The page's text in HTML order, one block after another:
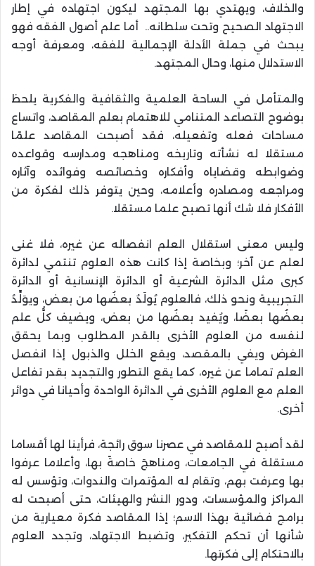
والخلاف، ويهتدي بها المجتهد ليكون اجتهاده في إطار
الاجتهاد الصحيح وتحت سلطانه.. أما علم أصول الفقه فهو
يبحث في جملة الأدلة الإجمالية للفقه، ومعرفة أوجه
الاستدلال منها، وحال المجتهد.
والمتأمل في الساحة العلمية والثقافية والفكرية يلحظ
بوضوح التصاعد المتنامي للاهتمام بعلم المقاصد، واتساع
مساحات فعله وتفعيله، فقد أصبحت المقاصد علمًا
مستقلا له نشأته وتاريخه ومناهجه ومدارسه وقواعده
وضوابطه وقضاياه وأفكاره وخصائصه وفوائده وآثاره
ومراجعه ومصادره وأعلامه، وحين يتوفر ذلك لفكرة من
الأفكار فلا شك أنها تصبح علما مستقلا.
وليس معنى استقلال العلم انفصاله عن غيره، فلا غنى
لعلم عن آخر؛ وبخاصة إذا كانت هذه العلوم تنتمي لدائرة
كبرى مثل الدائرة الشرعية أو الدائرة الإنسانية أو الدائرة
التجريبية ونحو ذلك، فالعلوم يُولَدُ بعضُها من بعض، ويوَلِّدُ
بعضُها بعضًا، ويُفيد بعضُها من بعض، ويضيف كلُّ علم
لنفسه من العلوم الأخرى بالقدر المطلوب وبما يحقق
الغرض ويفي بالمقصد، ويقع الخلل والذبول إذا انفصل
العلم تماما عن غيره، كما يقع التطور والتجديد بقدر تفاعل
العلم مع العلوم الأخرى في الدائرة الواحدة وأحيانا في دوائر
أخرى.
لقد أصبح للمقاصد في عصرنا سوق رائجة، فرأينا لها أقساما
مستقلة في الجامعات، ومناهجَ خاصةً بها، وأعلاما عرفوا
بها وعرفت بهم، وتقام له المؤتمرات والندوات، وتؤسس له
المراكز والمؤسسات، ودور النشر والهيئات، حتى أصبحت له
برامج فضائية بهذا الاسم؛ إذا المقاصد فكرة معيارية من
شأنها أن تحكم التفكير، وتضبط الاجتهاد، وتجدد العلوم
بالاحتكام إلى فكرتها.